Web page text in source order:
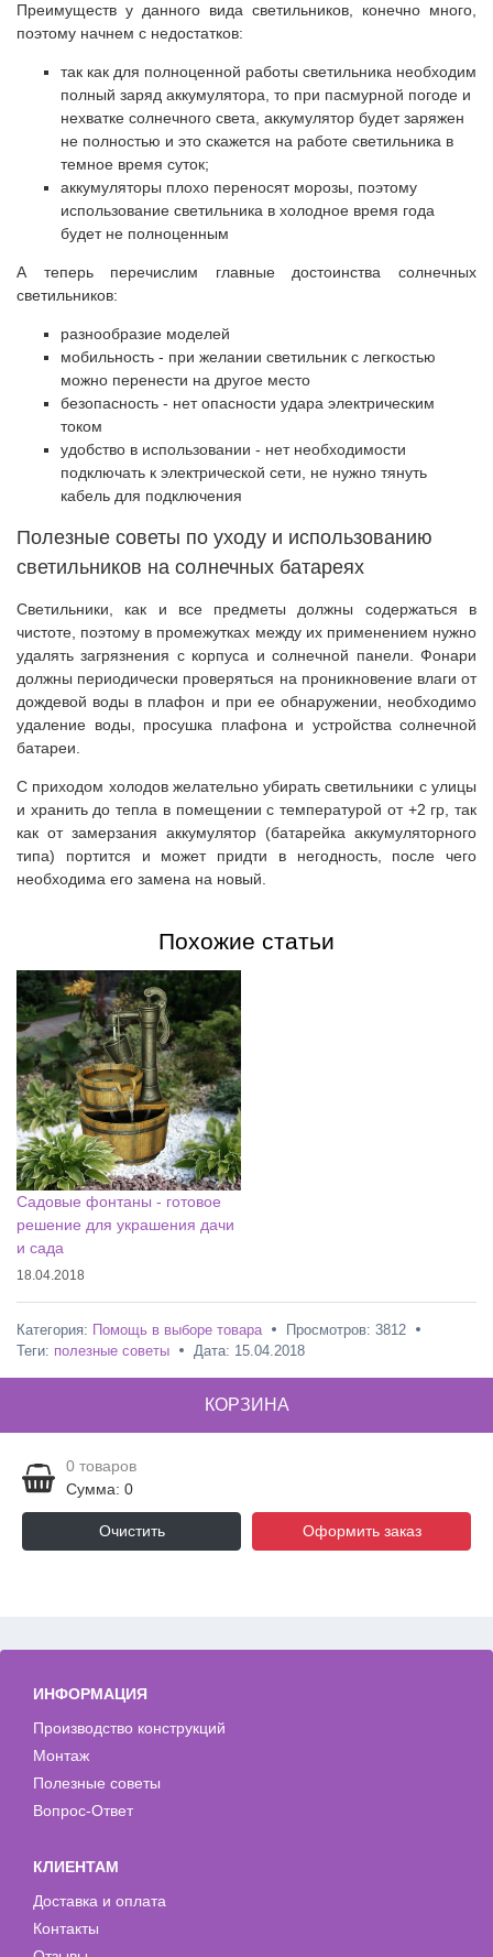
Преимуществ у данного вида светильников, конечно много,
поэтому начнем с недостатков:
так как для полноценной работы светильника необходим
полный заряд аккумулятора, то при пасмурной погоде и
нехватке солнечного света, аккумулятор будет заряжен
не полностью и это скажется на работе светильника в
темное время суток;
аккумуляторы плохо переносят морозы, поэтому
использование светильника в холодное время года
будет не полноценным
А теперь перечислим главные достоинства солнечных
светильников:
разнообразие моделей
мобильность - при желании светильник с легкостью
можно перенести на другое место
безопасность - нет опасности удара электрическим
током
удобство в использовании - нет необходимости
подключать к электрической сети, не нужно тянуть
кабель для подключения
Полезные советы по уходу и использованию
светильников на солнечных батареях
Светильники, как и все предметы должны содержаться в
чистоте, поэтому в промежутках между их применением нужно
удалять загрязнения с корпуса и солнечной панели. Фонари
должны периодически проверяться на проникновение влаги от
дождевой воды в плафон и при ее обнаружении, необходимо
удаление воды, просушка плафона и устройства солнечной
батареи.
С приходом холодов желательно убирать светильники с улицы
и хранить до тепла в помещении с температурой от +2 гр, так
как от замерзания аккумулятор (батарейка аккумуляторного
типа) портится и может придти в негодность, после чего
необходима его замена на новый.
Похожие статьи
Садовые фонтаны - готовое
решение для украшения дачи
и сада
18.04.2018
Категория: Помощь в выборе товара
Просмотров: 3812
Теги: полезные советы Дата: 15.04.2018
КОРЗИНА
0 товаров
Сумма: 0
Очистить Оформить заказ
ИНФОРМАЦИЯ
Производство конструкций
Монтаж
Полезные советы
Вопрос-Ответ
КЛИЕНТАМ
Доставка и оплата
Контакты